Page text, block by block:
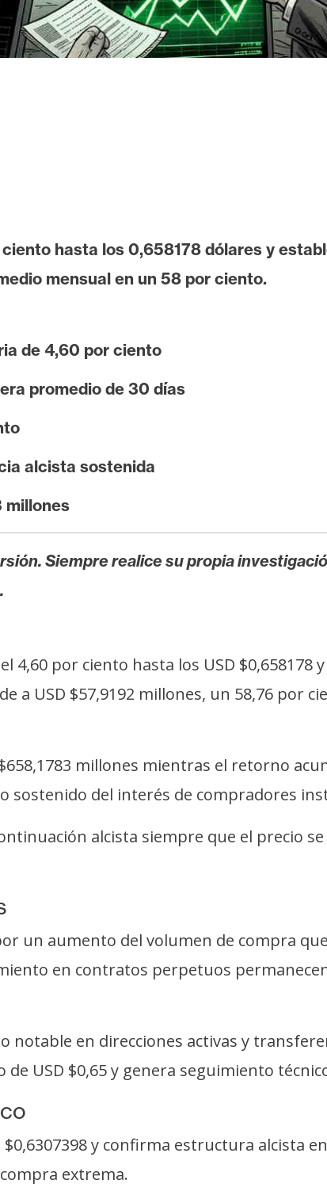
hasta los 0,658178 dólares y
mensual en un 58 por ciento.
de 4,60 por ciento
promedio de 30 días
alcista sostenida
millones
Siempre realice su propia
4,60 por ciento hasta los USD
a USD $57,9192 millones, un 58,76 por
millones mientras el retorno
sostenido del interés de compradores
alcista siempre que el precio
un aumento del volumen de compra
en contratos perpetuos
notable en direcciones activas y
USD $0,65 y genera seguimiento
y confirma estructura alcista
extrema.